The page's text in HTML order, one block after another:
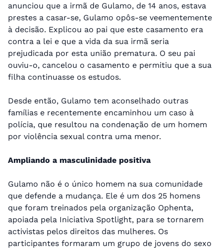
anunciou que a irmã de Gulamo, de 14 anos, estava
prestes a casar-se, Gulamo opôs-se veementemente
à decisão. Explicou ao pai que este casamento era
contra a lei e que a vida da sua irmã seria
prejudicada por esta união prematura. O seu pai
ouviu-o, cancelou o casamento e permitiu que a sua
filha continuasse os estudos.
Desde então, Gulamo tem aconselhado outras
famílias e recentemente encaminhou um caso à
polícia, que resultou na condenação de um homem
por violência sexual contra uma menor.
Ampliando a masculinidade positiva
Gulamo não é o único homem na sua comunidade
que defende a mudança. Ele é um dos 25 homens
que foram treinados pela organização Ophenta,
apoiada pela Iniciativa Spotlight, para se tornarem
activistas pelos direitos das mulheres. Os
participantes formaram um grupo de jovens do sexo